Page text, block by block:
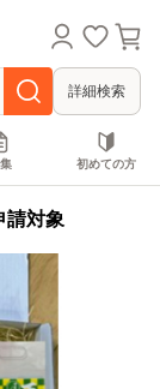
詳細検索
初めての方
請対象